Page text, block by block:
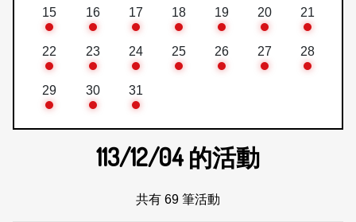
15 16 17 18 19 20 21
22 23 24 25 26 27 28
29 30 31
113/12/04的活動
共有 69 筆活動